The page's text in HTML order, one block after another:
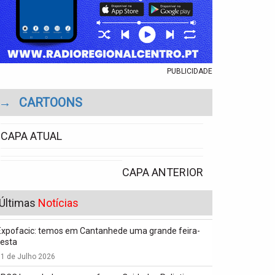
PUBLICIDADE
CARTOONS
CAPA ATUAL
CAPA ANTERIOR
Notícias
temos em Cantanhede uma grande feira-
de Julho 2026